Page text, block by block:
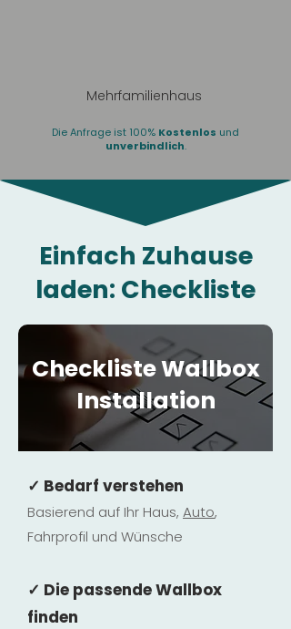
Mehrfamilienhaus
Die Anfrage ist 100% Kostenlos und
unverbindlich.
Einfach Zuhause
laden: Checkliste
Checkliste Wallbox
Installation
✓ Bedarf verstehen
Basierend auf Ihr Haus, Auto,
Fahrprofil und Wünsche
✓ Die passende Wallbox
finden